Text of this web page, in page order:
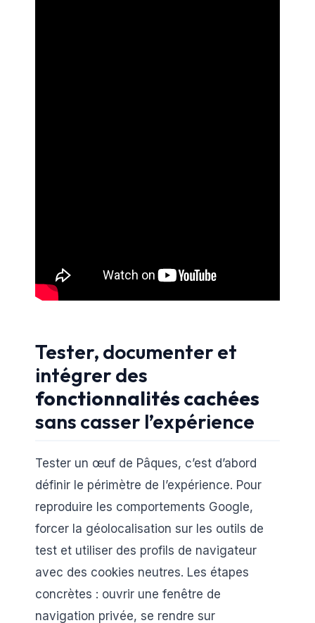
Tester, documenter et
intégrer des
fonctionnalités cachées
sans casser l’expérience
Tester un œuf de Pâques, c’est d’abord
définir le périmètre de l’expérience. Pour
reproduire les comportements Google,
forcer la géolocalisation sur les outils de
test et utiliser des profils de navigateur
avec des cookies neutres. Les étapes
concrètes : ouvrir une fenêtre de
navigation privée, se rendre sur